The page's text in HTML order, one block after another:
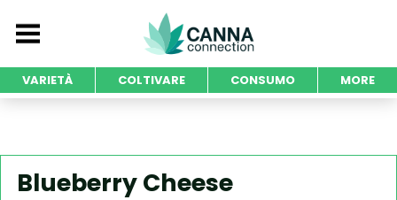
VARIETÀ COLTIVARE CONSUMO MORE
Blueberry Cheese